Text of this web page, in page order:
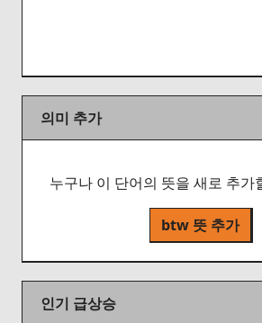
의미 추가
누구나 이 단어의 뜻을 새로 추가
btw 뜻 추가
인기 급상승